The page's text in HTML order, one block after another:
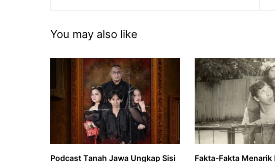
You may also like
Podcast Tanah Jawa Ungkap Sisi Fakta-Fakta Menarik